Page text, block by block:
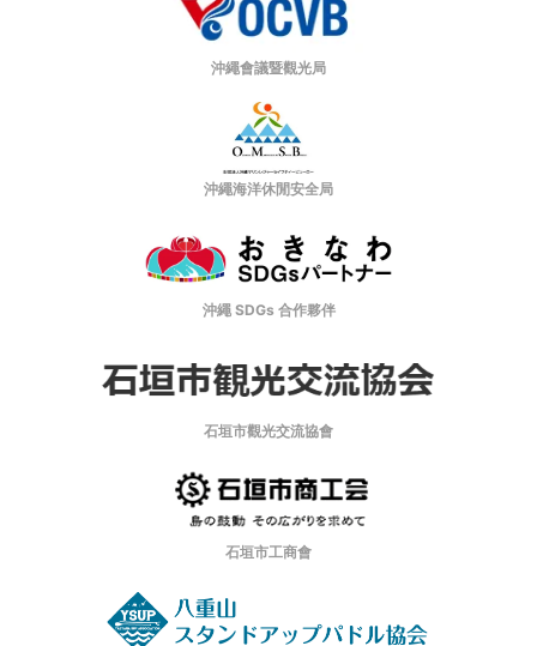
沖繩會議暨觀光局
沖繩海洋休閒安全局
沖繩 SDGs 合作夥伴
石垣市觀光交流協會
石垣市工商會